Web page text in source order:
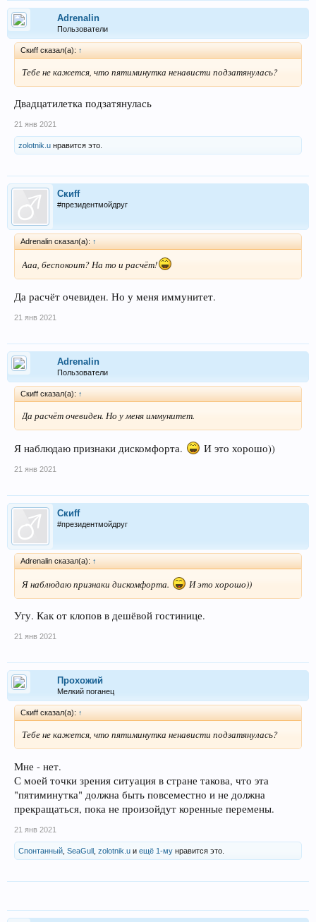
Adrenalin
Пользователи
Скиff сказал(а): ↑
Тебе не кажется, что пятиминутка ненависти подзатянулась?
Двадцатилетка подзатянулась
21 янв 2021
zolotnik.u нравится это.
Скиff
#президентмойдруг
Adrenalin сказал(а): ↑
Ааа, беспокоит? На то и расчёт!
Да расчёт очевиден. Но у меня иммунитет.
21 янв 2021
Adrenalin
Пользователи
Скиff сказал(а): ↑
Да расчёт очевиден. Но у меня иммунитет.
Я наблюдаю признаки дискомфорта. И это хорошо))
21 янв 2021
Скиff
#президентмойдруг
Adrenalin сказал(а): ↑
Я наблюдаю признаки дискомфорта. И это хорошо))
Угу. Как от клопов в дешёвой гостинице.
21 янв 2021
Прохожий
Мелкий поганец
Скиff сказал(а): ↑
Тебе не кажется, что пятиминутка ненависти подзатянулась?
Мне - нет.
С моей точки зрения ситуация в стране такова, что эта
"пятиминутка" должна быть повсеместно и не должна
прекращаться, пока не произойдут коренные перемены.
21 янв 2021
Спонтанный SeaGull zolotnik.u и ещё 1-му нравится это.